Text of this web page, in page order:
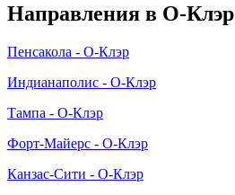
Направления в О-Клэр
Пенсакола - О-Клэр
Индианаполис - О-Клэр
Тампа - О-Клэр
Форт-Майерс - О-Клэр
Канзас-Сити - О-Клэр